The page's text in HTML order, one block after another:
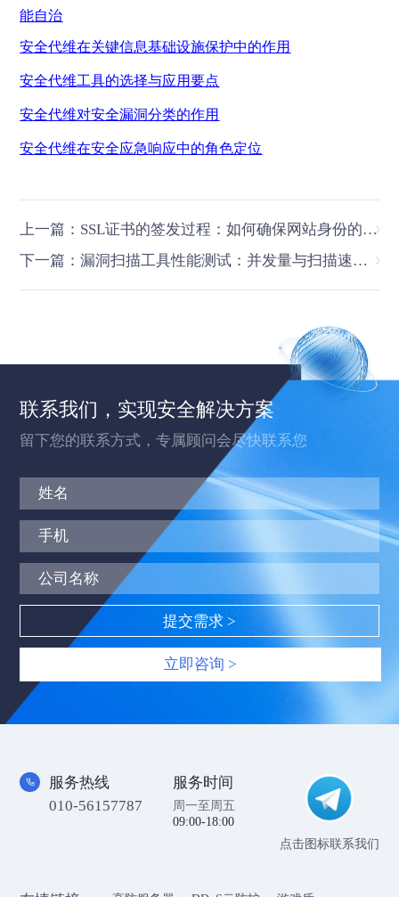
能自治
安全代维在关键信息基础设施保护中的作用
安全代维工具的选择与应用要点
安全代维对安全漏洞分类的作用
安全代维在安全应急响应中的角色定位
上一篇：SSL证书的签发过程：如何确保网站身份的真实性和可信度
下一篇：漏洞扫描工具性能测试：并发量与扫描速度优化
联系我们，实现安全解决方案
留下您的联系方式，专属顾问会尽快联系您
立即咨询 >
服务热线
010-56157787
服务时间
周一至周五
09:00-18:00
点击图标联系我们